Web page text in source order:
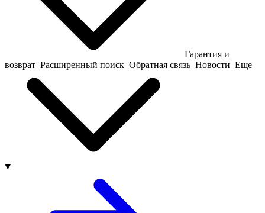
Гарантия и
возврат Расширенный поиск Обратная связь Новости Еще